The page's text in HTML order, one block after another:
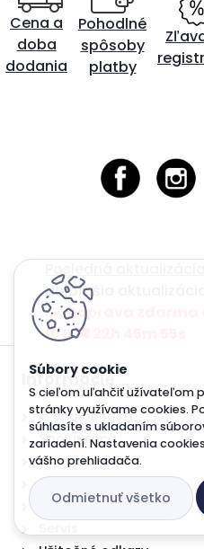
S cieľom uľahčiť užívateľom
stránky využívame cookies.
súhlasíte s ukladaním
zariadení. Nastavenia
vášho prehliadača.
Odmietnuť všetko
Cena a
doba
dodania
Pohodlné
spôsoby
platby
Posledná
Najbližšia
SK Doprava zdarma
10€ 🚚 22h 45m 53s
Informácie
O spoločnosti
Spolupráca
O produktoch
SCT - online katalóg
MANNOL mazací plán